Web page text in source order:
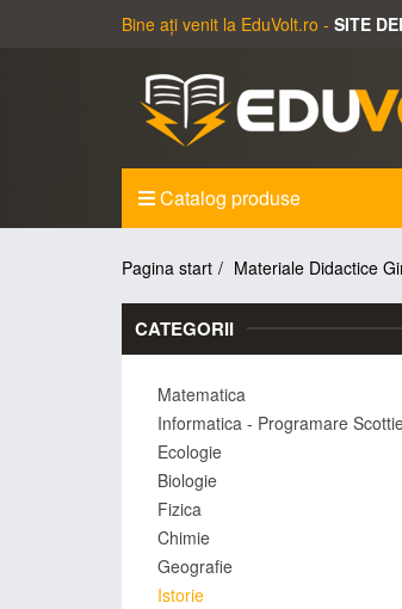
Bine ați venit la EduVolt.ro - SITE
Catalog produse
Pagina start Materiale Didactice
CATEGORII
Matematica
Informatica - Programare
Ecologie
Biologie
Fizica
Chimie
Geografie
Istorie